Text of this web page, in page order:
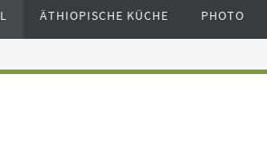
ÄTHIOPISCHE KÜCHE PHOTO